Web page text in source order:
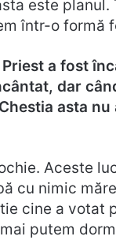
este
într-o formă
a fost
dar
asta
Aceste
cu nimic
cine a
putem